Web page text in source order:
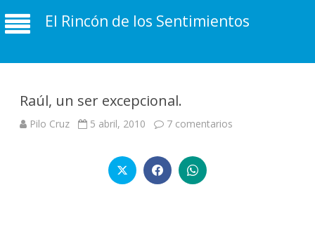
El Rincón de los Sentimientos
Raúl, un ser excepcional.
Pilo Cruz 5 abril, 2010 7 comentarios